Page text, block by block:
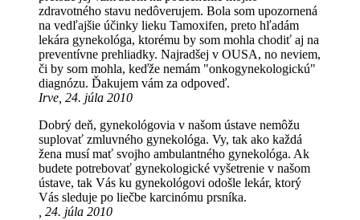
zdravotného stavu nedôverujem. Bola som upozornená
na vedľajšie účinky lieku Tamoxifen, preto hľadám
lekára gynekológa, ktorému by som mohla chodiť aj na
preventívne prehliadky. Najradšej v OUSA, no neviem,
či by som mohla, keďže nemám "onkogynekologickú"
diagnózu. Ďakujem vám za odpoveď.
Irve, 24. júla 2010
Dobrý deň, gynekológovia v našom ústave nemôžu
suplovať zmluvného gynekológa. Vy, tak ako každá
žena musí mať svojho ambulantného gynekológa. Ak
budete potrebovať gynekologické vyšetrenie v našom
ústave, tak Vás ku gynekológovi odošle lekár, ktorý
Vás sleduje po liečbe karcinómu prsníka.
, 24. júla 2010